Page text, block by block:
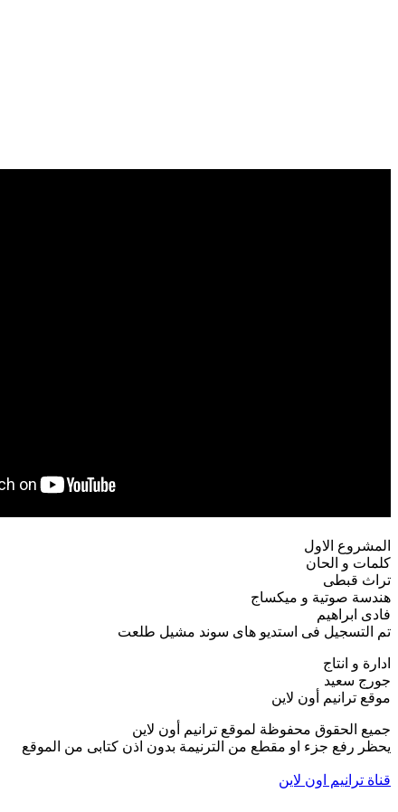
المشروع الاول
كلمات و الحان
تراث قبطى
هندسة صوتية و ميكساج
فادى ابراهيم
تم التسجيل فى استديو هاى سوند مشيل طلعت
ادارة و انتاج
جورج سعيد
موقع ترانيم أون لاين
جميع الحقوق محفوظة لموقع ترانيم أون لاين
يحظر رفع جزء او مقطع من الترنيمة بدون اذن كتابى من الموقع
قناة ترانيم اون لاين